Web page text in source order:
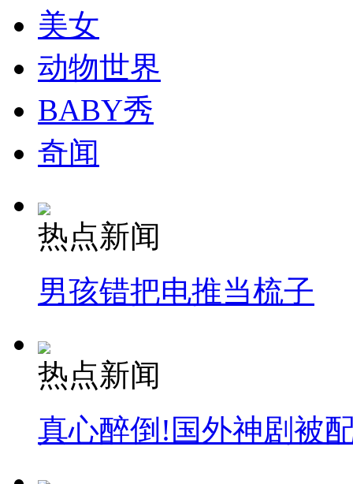
美女
动物世界
BABY秀
奇闻
热点新闻
男孩错把电推当梳子
热点新闻
真心醉倒!国外神剧被